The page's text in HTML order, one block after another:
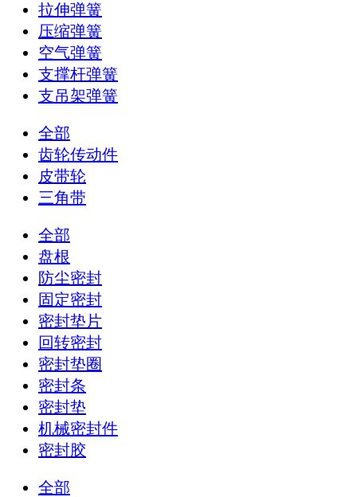
拉伸弹簧
压缩弹簧
空气弹簧
支撑杆弹簧
支吊架弹簧
全部
齿轮传动件
皮带轮
三角带
全部
盘根
防尘密封
固定密封
密封垫片
回转密封
密封垫圈
密封条
密封垫
机械密封件
密封胶
全部